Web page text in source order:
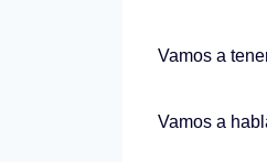
Vamos a
Vamos a